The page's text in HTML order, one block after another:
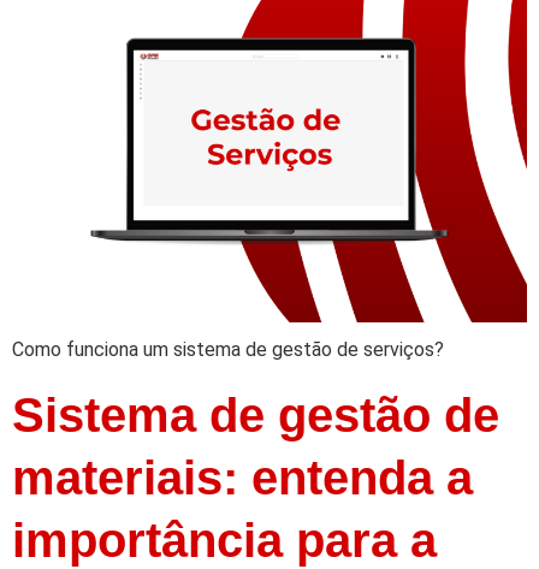
Como funciona um sistema de gestão de serviços?
Sistema de gestão de
materiais: entenda a
importância para a